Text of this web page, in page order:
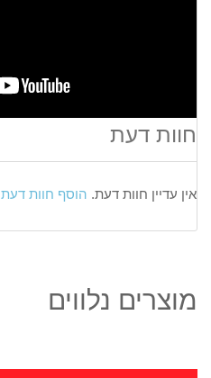
חוות דעת
אין עדיין חוות דעת. הוסף חוות דעת
מוצרים נלווים